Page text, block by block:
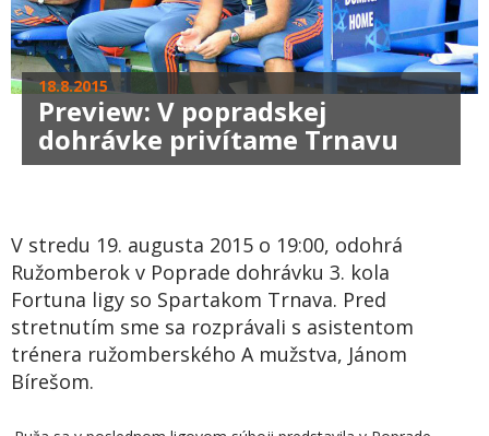
18.8.2015
Preview: V popradskej
dohrávke privítame Trnavu
V stredu 19. augusta 2015 o 19:00, odohrá
Ružomberok v Poprade dohrávku 3. kola
Fortuna ligy so Spartakom Trnava. Pred
stretnutím sme sa rozprávali s asistentom
trénera ružomberského A mužstva, Jánom
Bírešom.